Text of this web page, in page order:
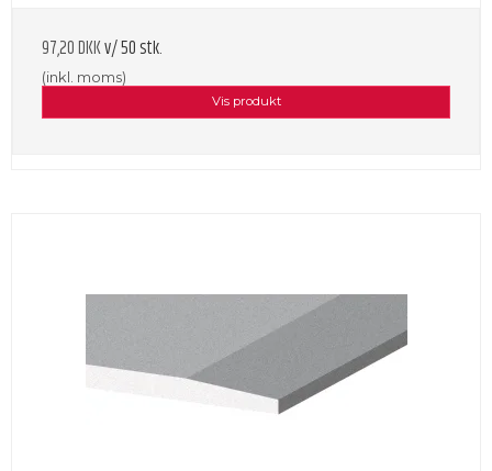
97,20 DKKv/ 50 stk.
(inkl. moms)
Vis produkt